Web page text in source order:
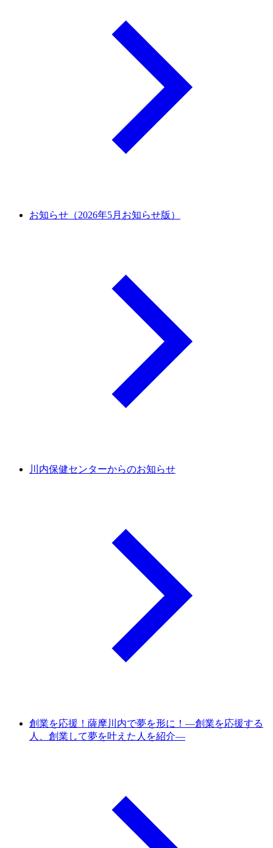
お知らせ（2026年5月お知らせ版）
川内保健センターからのお知らせ
創業を応援！薩摩川内で夢を形に！―創業を応援する
人、創業して夢を叶えた人を紹介―